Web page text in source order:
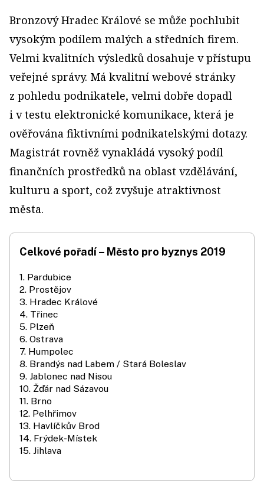
Bronzový Hradec Králové se může pochlubit
vysokým podílem malých a středních firem.
Velmi kvalitních výsledků dosahuje v přístupu
veřejné správy. Má kvalitní webové stránky
z pohledu podnikatele, velmi dobře dopadl
i v testu elektronické komunikace, která je
ověřována fiktivními podnikatelskými dotazy.
Magistrát rovněž vynakládá vysoký podíl
finančních prostředků na oblast vzdělávání,
kulturu a sport, což zvyšuje atraktivnost
města.
Celkové pořadí – Město pro byznys 2019
1. Pardubice
2. Prostějov
3. Hradec Králové
4. Třinec
5. Plzeň
6. Ostrava
7. Humpolec
8. Brandýs nad Labem / Stará Boleslav
9. Jablonec nad Nisou
10. Žďár nad Sázavou
11. Brno
12. Pelhřimov
13. Havlíčkův Brod
14. Frýdek-Místek
15. Jihlava